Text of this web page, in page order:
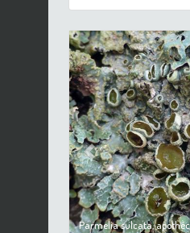
Parmelia sulcata,
Previous